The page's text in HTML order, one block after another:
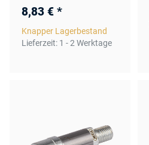
8,83 € *
Knapper Lagerbestand
Lieferzeit: 1 - 2 Werktage